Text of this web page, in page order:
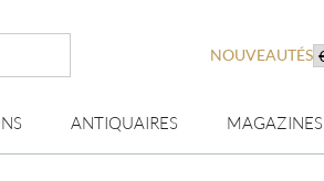
NOUVEAUTÉS
ANTIQUAIRES MAGAZINES